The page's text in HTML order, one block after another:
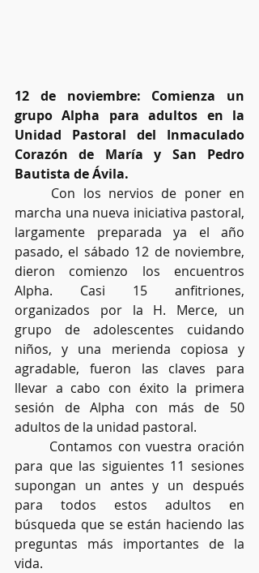
12 de noviembre: Comienza un
grupo Alpha para adultos en la
Unidad Pastoral del Inmaculado
Corazón de María y San Pedro
Bautista de Ávila.
marcha una nueva iniciativa pastoral,
largamente preparada ya el año
pasado, el sábado 12 de noviembre,
dieron comienzo los encuentros
Alpha. Casi 15 anfitriones,
organizados por la H. Merce, un
grupo de adolescentes cuidando
niños, y una merienda copiosa y
agradable, fueron las claves para
llevar a cabo con éxito la primera
sesión de Alpha con más de 50
adultos de la unidad pastoral.
para que las siguientes 11 sesiones
supongan un antes y un después
para todos estos adultos en
búsqueda que se están haciendo las
preguntas más importantes de la
vida.